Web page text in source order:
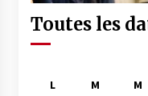
Toutes les
L
M M